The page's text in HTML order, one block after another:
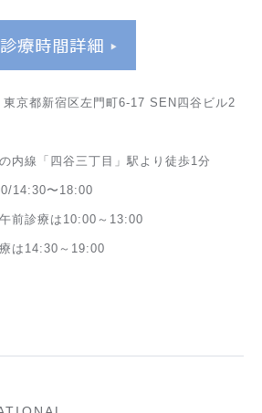
都新宿区左門町6-17 SEN四谷ビル2
内線「四谷三丁目」駅より徒歩1分
14:30〜18:00
前診療は10:00～13:00
は14:30～19:00